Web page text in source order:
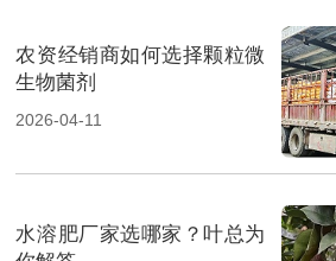
农资经销商如何选择颗粒微
生物菌剂
2026-04-11
水溶肥厂家选哪家？叶总为